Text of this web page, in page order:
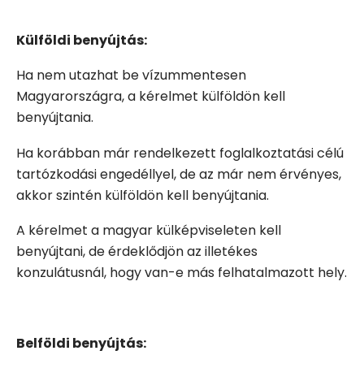
Külföldi benyújtás:
Ha nem utazhat be vízummentesen
Magyarországra, a kérelmet külföldön kell
benyújtania.
Ha korábban már rendelkezett foglalkoztatási célú
tartózkodási engedéllyel, de az már nem érvényes,
akkor szintén külföldön kell benyújtania.
A kérelmet a magyar külképviseleten kell
benyújtani, de érdeklődjön az illetékes
konzulátusnál, hogy van-e más felhatalmazott hely.
Belföldi benyújtás: